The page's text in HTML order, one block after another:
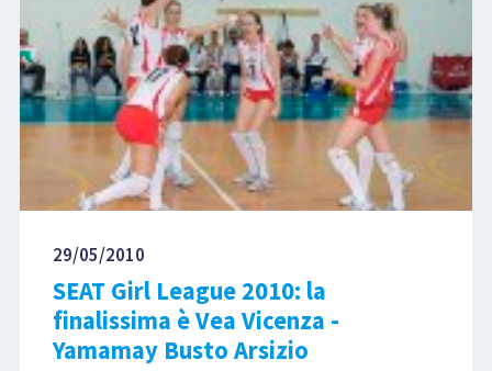
29/05/2010
SEAT Girl League 2010: la
finalissima è Vea Vicenza -
Yamamay Busto Arsizio